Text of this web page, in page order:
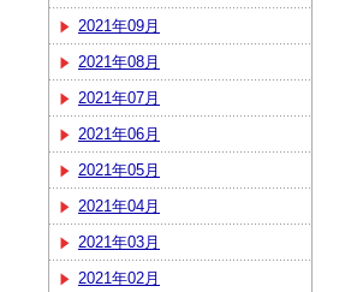
2021年09月
2021年08月
2021年07月
2021年06月
2021年05月
2021年04月
2021年03月
2021年02月